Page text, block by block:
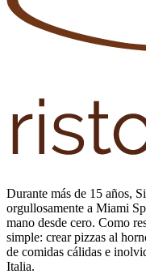
Durante más de 15 años,
orgullosamente a Miami
mano desde cero. Como
simple: crear pizzas al
de comidas cálidas e
Italia.